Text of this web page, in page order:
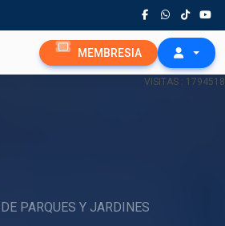
MEMBRESIA
VISITAS : 1794518
PARQUES Y JARDINES